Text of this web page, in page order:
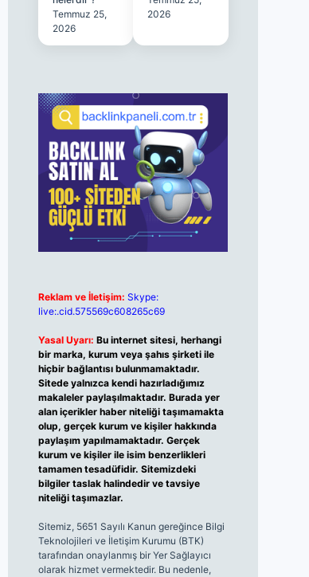
Temmuz 25,
2026
2026
Reklam ve İletişim: Skype:
live:.cid.575569c608265c69
Yasal Uyarı: Bu internet sitesi, herhangi
bir marka, kurum veya şahıs şirketi ile
hiçbir bağlantısı bulunmamaktadır.
Sitede yalnızca kendi hazırladığımız
makaleler paylaşılmaktadır. Burada yer
alan içerikler haber niteliği taşımamakta
olup, gerçek kurum ve kişiler hakkında
paylaşım yapılmamaktadır. Gerçek
kurum ve kişiler ile isim benzerlikleri
tamamen tesadüfidir. Sitemizdeki
bilgiler taslak halindedir ve tavsiye
niteliği taşımazlar.
Sitemiz, 5651 Sayılı Kanun gereğince Bilgi
Teknolojileri ve İletişim Kurumu (BTK)
tarafından onaylanmış bir Yer Sağlayıcı
olarak hizmet vermektedir. Bu nedenle,